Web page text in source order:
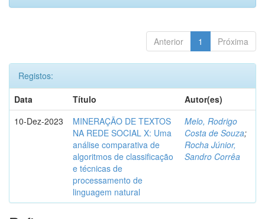
Anterior 1 Próxima
Registos:
Data
Título
Autor(es)
10-Dez-2023
MINERAÇÃO DE TEXTOS
NA REDE SOCIAL X: Uma
análise comparativa de
algoritmos de classificação
e técnicas de
processamento de
linguagem natural
Melo, Rodrigo
Costa de Souza;
Rocha Júnior,
Sandro Corrêa